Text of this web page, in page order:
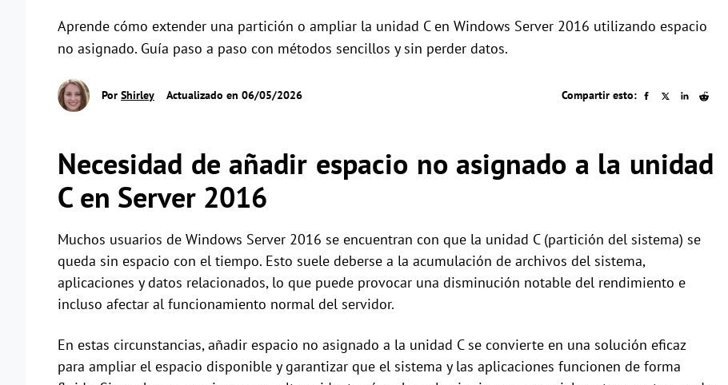
Aprende cómo extender una partición o ampliar la unidad C en Windows Server 2016 utilizando espacio
no asignado. Guía paso a paso con métodos sencillos y sin perder datos.
Por Shirley Actualizado en 06/05/2026 Compartir esto:
Necesidad de añadir espacio no asignado a la unidad
C en Server 2016
Muchos usuarios de Windows Server 2016 se encuentran con que la unidad C (partición del sistema) se
queda sin espacio con el tiempo. Esto suele deberse a la acumulación de archivos del sistema,
aplicaciones y datos relacionados, lo que puede provocar una disminución notable del rendimiento e
incluso afectar al funcionamiento normal del servidor.
En estas circunstancias, añadir espacio no asignado a la unidad C se convierte en una solución eficaz
para ampliar el espacio disponible y garantizar que el sistema y las aplicaciones funcionen de forma